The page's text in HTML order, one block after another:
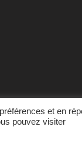
et en
pouvez visiter